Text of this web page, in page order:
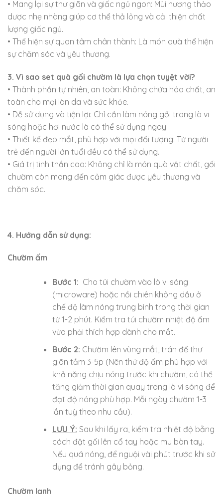
• Mang lại sự thư giãn và giấc ngủ ngon: Mùi hương thảo
dược nhẹ nhàng giúp cơ thể thả lỏng và cải thiện chất
lượng giấc ngủ.
• Thể hiện sự quan tâm chân thành: Là món quà thể hiện
sự chăm sóc và yêu thương.
3. Vì sao set quà gối chườm là lựa chọn tuyệt vời?
• Thành phần tự nhiên, an toàn: Không chứa hóa chất, an
toàn cho mọi làn da và sức khỏe.
• Dễ sử dụng và tiện lợi: Chỉ cần làm nóng gối trong lò vi
sóng hoặc hơi nước là có thể sử dụng ngay.
• Thiết kế đẹp mắt, phù hợp với mọi đối tượng: Từ người
trẻ đến người lớn tuổi đều có thể sử dụng.
• Giá trị tinh thần cao: Không chỉ là món quà vật chất, gối
chườm còn mang đến cảm giác được yêu thương và
chăm sóc.
4. Hướng dẫn sử dụng:
Chườm ấm
Bước 1: Cho túi chườm vào lò vi sóng
(microware) hoặc nồi chiên không dầu ở
chế độ làm nóng trung bình trong thời gian
từ 1-2 phút. Kiểm tra túi chườm nhiệt độ ấm
vừa phải thích hợp dành cho mắt.
Bước 2: Chườm lên vùng mắt, trán để thư
giãn tầm 3-5p (Nên thử độ ấm phù hợp với
khả năng chịu nóng trước khi chườm, có thể
tăng giảm thời gian quay trong lò vi sóng để
đạt độ nóng phù hợp. Mỗi ngày chườm 1-3
lần tuỳ theo nhu cầu).
LƯU Ý: Sau khi lấy ra, kiểm tra nhiệt độ bằng
cách đặt gối lên cổ tay hoặc mu bàn tay.
Nếu quá nóng, để nguội vài phút trước khi sử
dụng để tránh gây bỏng.
Chườm lạnh